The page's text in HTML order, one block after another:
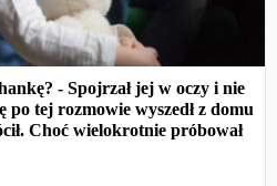
- Spojrzał jej w oczy i nie
po tej rozmowie wyszedł z domu
Choć wielokrotnie próbował